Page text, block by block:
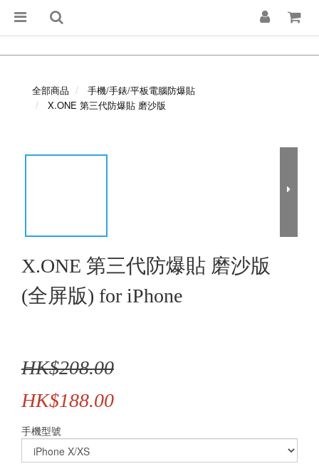
全部商品
手機/手錶/平板電腦防爆貼
X.ONE 第三代防爆貼 磨沙版
X.ONE 第三代防爆貼 磨沙版
(全屏版) for iPhone
HK$208.00
HK$188.00
手機型號